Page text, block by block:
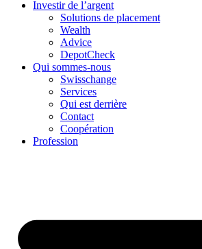
Investir de l’argent
Solutions de placement
Wealth
Advice
DepotCheck
Qui sommes-nous
Swisschange
Services
Qui est derrière
Contact
Coopération
Profession